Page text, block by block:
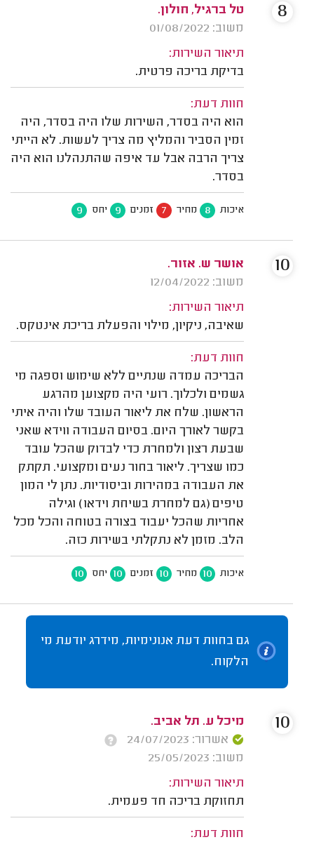
טל ברגיל, חולון.
משוב: 01/08/2022
תיאור השירות:
בדיקת בריכה פרטית.
חוות דעת:
הוא היה בסדר, השירות שלו היה בסדר, היה
זמין הסביר והמליץ מה צריך לעשות. לא הייתי
צריך הרבה אבל עד איפה שהתנהלנו הוא היה
בסדר.
איכות 8 מחיר 7 זמנים 9 יחס 9
8
אושר ש. אזור.
משוב: 12/04/2022
תיאור השירות:
שאיבה, ניקיון, מילוי והפעלת בריכת אינטקס.
חוות דעת:
הבריכה עמדה שנתיים ללא שימוש וספגה מי
גשמים ולכלוך. רועי היה מקצוען מהרגע
הראשון. שלח את ליאור העובד שלו והיה איתי
בקשר לאורך היום. בסיום העבודה ווידא שאני
שבעת רצון ולמחרת כדי לבדוק שהכל עובד
כמו שצריך. ליאור בחור נעים ומקצועי. תקתק
את העבודה במהירות וביסודיות. נתן לי המון
טיפים (גם למחרת בשיחת וידאו) וגילה
אחריות שהכל יעבוד בצורה בטוחה והכל מכל
הלב. מזמן לא נתקלתי בשירות כזה.
איכות 10 מחיר 10 זמנים 10 יחס 10
10
גם בחוות דעת אנונימיות, מידרג יודעת מי
הלקוח.
מיכל ע. תל אביב.
אשרור: 24/07/2023
משוב: 25/05/2023
תיאור השירות:
תחזוקת בריכה חד פעמית.
חוות דעת:
10